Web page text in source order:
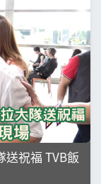
祝福 TVB飯